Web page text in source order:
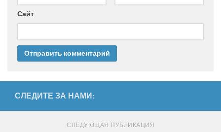
Сайт
СЛЕДИТЕ ЗА НАМИ:
СЛЕДУЮЩАЯ ПУБЛИКАЦИЯ